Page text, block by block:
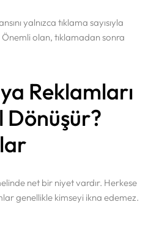
yalnızca tıklama sayısıyla
Önemli olan, tıklamadan sonra
Reklamları
Dönüşür?
net bir niyet vardır. Herkese
genellikle kimseyi ikna edemez.